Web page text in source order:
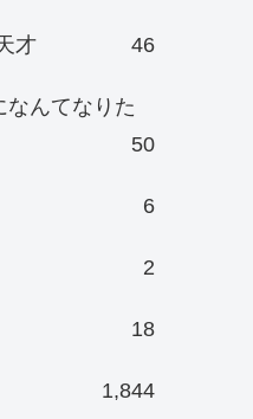
才 46
んてなりた
50
6
2
18
1,844